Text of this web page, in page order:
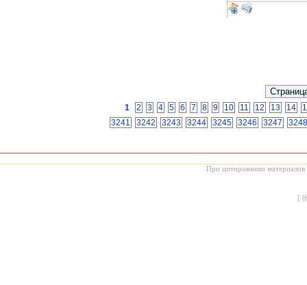
1 2 3 4 5 6 7 8 9 10 11 12 13 14
3241
3242 3243 3244 3245 3246 3247 3248
При цитировании материалов
[